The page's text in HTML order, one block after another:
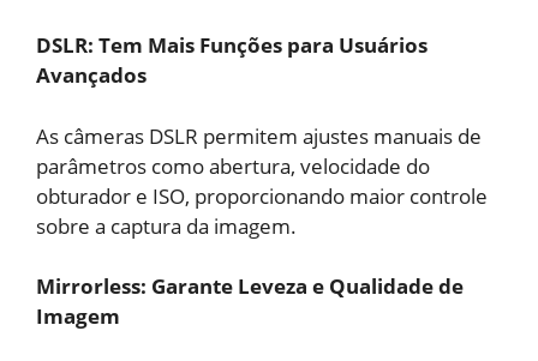
DSLR: Tem Mais Funções para Usuários
Avançados
As câmeras DSLR permitem ajustes manuais de
parâmetros como abertura, velocidade do
obturador e ISO, proporcionando maior controle
sobre a captura da imagem.
Mirrorless: Garante Leveza e Qualidade de
Imagem